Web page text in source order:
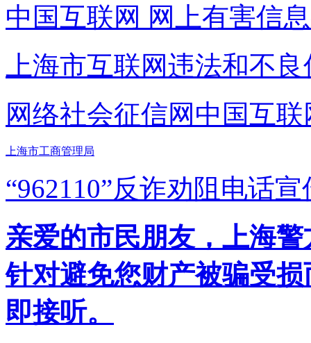
中国互联网 网上有害信
上海市互联网违法和不
网络社会征信网 中国互
上海市工商管理局
“962110”反诈劝阻电话宣
亲爱的市民朋友，上海
针对避免您财产被骗受
即接听。